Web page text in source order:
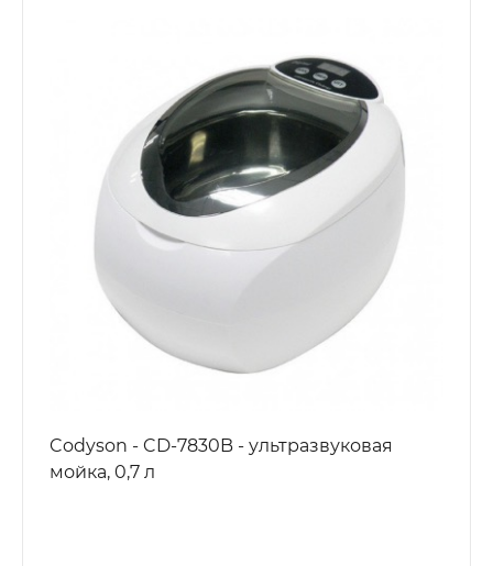
Codyson - CD-7830B - ультразвуковая
мойка, 0,7 л